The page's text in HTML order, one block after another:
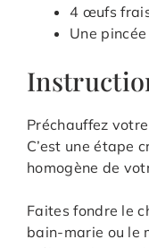
4 œufs
Une
Préchauffez
C’est une étape
homogène de
Faites fondre le
bain-marie ou le